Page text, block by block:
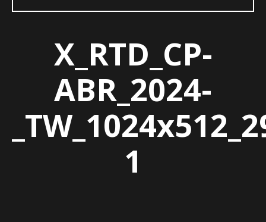
DEPRESSÃO SEM RODEIOS
X_RTD_CP-
ABR_2024-
1